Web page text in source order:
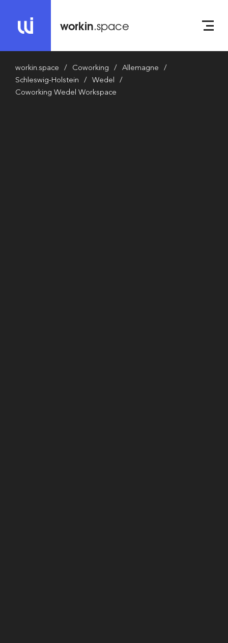
workin.space
workin.space Coworking
Allemagne
Schleswig-Holstein
Wedel
Coworking Wedel Workspace